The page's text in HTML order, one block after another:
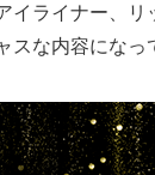
イライナー、
スな内容になっ